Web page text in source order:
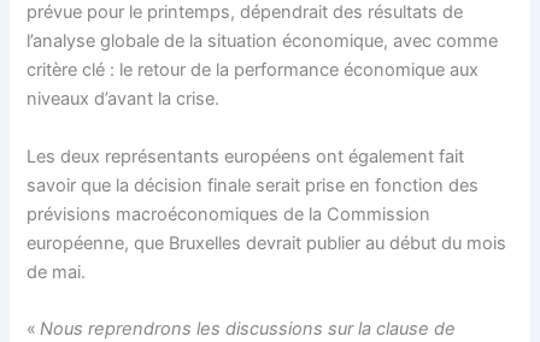
prévue pour le printemps, dépendrait des résultats de
l’analyse globale de la situation économique, avec comme
critère clé : le retour de la performance économique aux
niveaux d’avant la crise.
Les deux représentants européens ont également fait
savoir que la décision finale serait prise en fonction des
prévisions macroéconomiques de la Commission
européenne, que Bruxelles devrait publier au début du mois
de mai.
«Nous reprendrons les discussions sur la clause de